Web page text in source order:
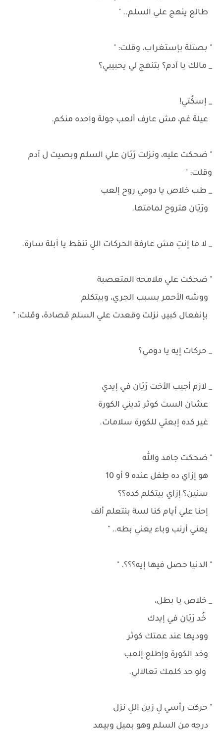
طالع ينهج علي السلم.. "
" بصتلة بإستغراب، وقلت: "
_ مالك يا آدم؟ بتنهج لي يحبيبي؟
_ إسكُتي!
عيلة غم، مش عارف ألعب جولة واحده منكم.
" ضحكت عليه، ونزلت رَيَان علي السلم وبصيت ل آدم
وقلت: "
_ طب خلاص يا دومي روح إلعب
ورَيَان هتروح لمامتها.
_ لا ما إنتِ مش عارفة الحركات اللِ تنقط يا أبلة سارة.
" ضحكت علي ملامحه المتعصبة
ووشه الأحمر بسبب الجري، وبيتكلم
بإنفعال كبير، نزلت وقعدت علي السلم قصادة، وقلت: "
_ حركات إيه يا دومي؟
_ لازم أجيب الأخت رَيَان في إيدي
عشان الست كوثر تديني الكورة
غير كده إبعتي للكورة سلامات.
" ضحكت جامد والله
هو إزاي ده طِفل عنده 9 أو 10
سنين؟ إزاي بيتكلم كده؟؟
إحنا علي أيام كنا لسة بنتعلم ألف
يعني أرنب وباء يعني بطه.. "
" الدنيا حصل فيها إيه؟؟؟. "
_ خلاص يا بطل،
خُد رَيَان في إيدك
ووديها عند عمتك كوثر
وخد الكورة وإطلع إلعب
ولو حد كلمك تعالالي.
" حركت رأسي لِ زين اللِ نزل
درجه من السلم وهو بميل وبيمد